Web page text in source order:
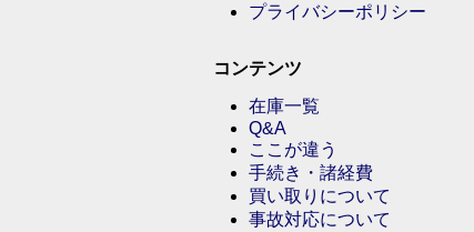
プライバシーポリシー
コンテンツ
在庫一覧
Q&A
ここが違う
手続き・諸経費
買い取りについて
事故対応について